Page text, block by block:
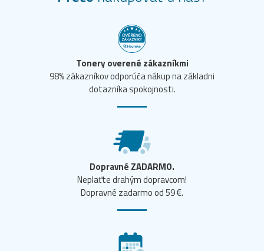
Tonery overené zákazníkmi
98% zákazníkov odporúča nákup na základni
dotazníka spokojnosti.
Dopravné ZADARMO.
Neplaťte drahým dopravcom!
Dopravné zadarmo od 59 €.